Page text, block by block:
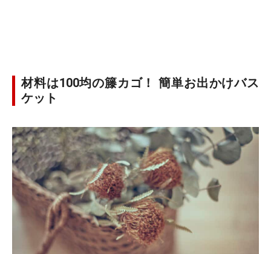
材料は100均の籐カゴ！ 簡単お出かけバス
ケット